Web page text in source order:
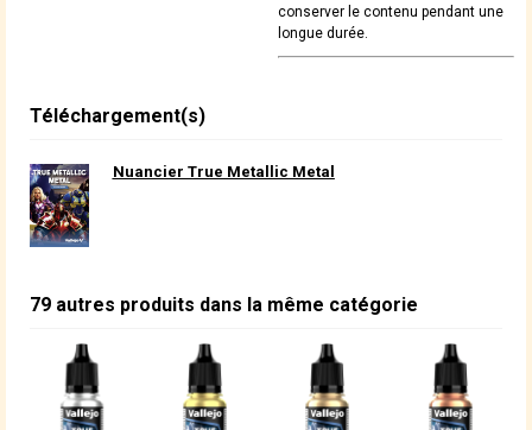
conserver le contenu pendant une
longue durée.
Téléchargement(s)
Nuancier True Metallic Metal
79 autres produits dans la même catégorie